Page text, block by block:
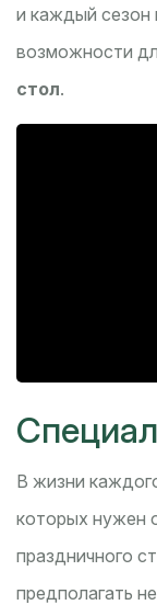
и каждый сезон
возможности
стол.
В жизни
которых нужен
праздничного
предполагать